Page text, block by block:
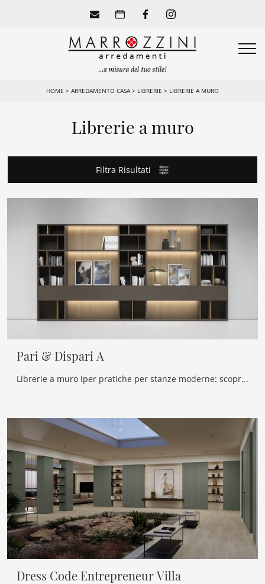
HOME > ARREDAMENTO CASA> LIBRERIE > LIBRERIE A MURO
Librerie a muro
Filtra Risultati
Pari & Dispari A
Librerie a muro iper pratiche per stanze moderne: scopri di più sul modello Pari & Dispari A della marca Presotto!
Dress Code Entrepreneur Villa